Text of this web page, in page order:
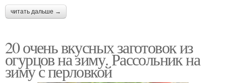
читать дальше →
20 очень вкусных заготовок из
огурцов на зиму. Рассольник на
зиму с перловкой